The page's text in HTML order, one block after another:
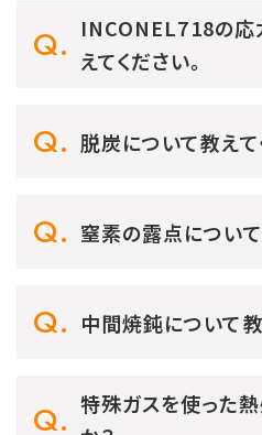
INCONEL718の応
えてください。
脱炭について教えて
窒素の露点について
中間焼鈍について教
特殊ガスを使った